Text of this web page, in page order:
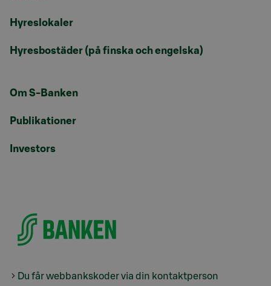
Hyreslokaler
Hyresbostäder (på finska och engelska)
Om S-Banken
Publikationer
Investors
Du får webbankskoder via din kontaktperson